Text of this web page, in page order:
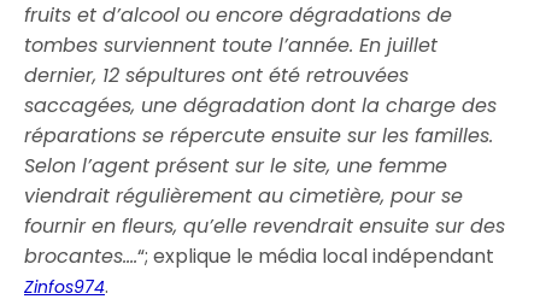
fruits et d’alcool ou encore dégradations de
tombes surviennent toute l’année. En juillet
dernier, 12 sépultures ont été retrouvées
saccagées, une dégradation dont la charge des
réparations se répercute ensuite sur les familles.
Selon l’agent présent sur le site, une femme
viendrait régulièrement au cimetière, pour se
fournir en fleurs, qu’elle revendrait ensuite sur des
brocantes….“; explique le média local indépendant
Zinfos974.